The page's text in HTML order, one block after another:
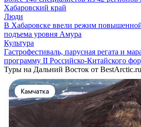
Хабаровский край
Люди
В Хабаровске ввели режим повышенной
подъема уровня Амура
Культура
Гастрофестиваль, парусная регата и
программу II Российско-Китайского
Туры на Дальний Восток от BestArctic.ru